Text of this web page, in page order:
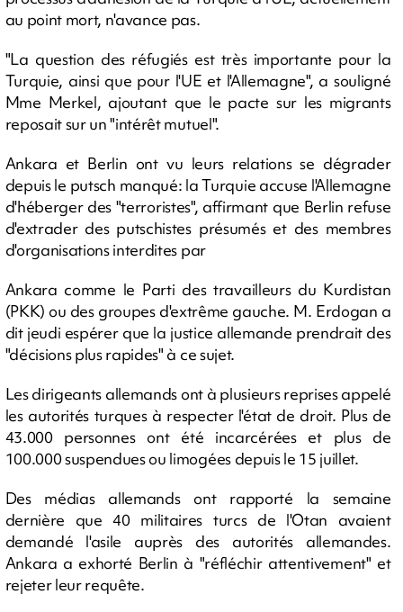
au point mort, n'avance pas.
"La question des réfugiés est très importante pour la
Turquie, ainsi que pour l'UE et l'Allemagne", a souligné
Mme Merkel, ajoutant que le pacte sur les migrants
reposait sur un "intérêt mutuel".
Ankara et Berlin ont vu leurs relations se dégrader
depuis le putsch manqué: la Turquie accuse l'Allemagne
d'héberger des "terroristes", affirmant que Berlin refuse
d'extrader des putschistes présumés et des membres
d'organisations interdites par
Ankara comme le Parti des travailleurs du Kurdistan
(PKK) ou des groupes d'extrême gauche. M. Erdogan a
dit jeudi espérer que la justice allemande prendrait des
"décisions plus rapides" à ce sujet.
Les dirigeants allemands ont à plusieurs reprises appelé
les autorités turques à respecter l'état de droit. Plus de
43.000 personnes ont été incarcérées et plus de
100.000 suspendues ou limogées depuis le 15 juillet.
Des médias allemands ont rapporté la semaine
dernière que 40 militaires turcs de l'Otan avaient
demandé l'asile auprès des autorités allemandes.
Ankara a exhorté Berlin à "réfléchir attentivement" et
rejeter leur requête.